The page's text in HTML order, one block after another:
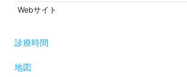
Webサイト
診療時間
地図